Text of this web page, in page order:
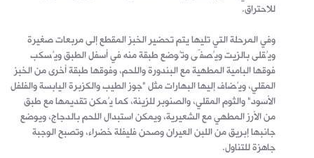
للاحتراق.
وفي المرحلة التي تليها يتم تحضير الخبز المقطع إلى مربعات صغيرة
ويُقلى بالزيت ويُصفّى وتُوضع طبقة منه في أسفل الطبق ويُسكب
فوقها البامية المطهية مع البندورة واللحم، وفوقها طبقة أخرى من الخبز
المقلي، ويُضاف إليها البهارات مثل "جوز الطيب والكزبرة اليابسة والفلفل
الأسود" والثوم المقلي، والصنوبر للزينة، كما يُمكن تقديمها مع طبق
من الأرز المطهي مع الشعيرية، ويمكن استبدال اللحم بالدجاج، ويوضع
جانبها إبريق من اللبن العيران وصحن فليفلة خضراء، وتصبح الوجبة
جاهزة للتناول.